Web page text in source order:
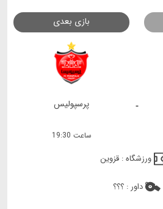
بازی بعدی
- پرسپولیس
ساعت 19:30
ورزشگاه : قزوین
داور : ؟؟؟